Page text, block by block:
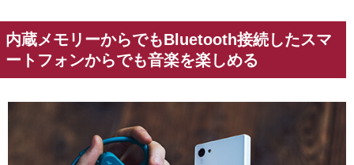
内蔵メモリーからでもBluetooth接続したスマ
ートフォンからでも音楽を楽しめる